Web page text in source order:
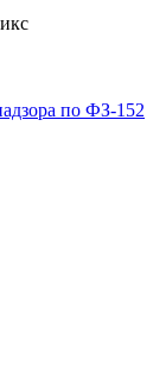
по ФЗ-152